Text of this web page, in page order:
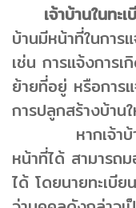
เจ้าบ้านในทะเ
บ้านมีหน้าที่ในการ
เช่น การแจ้งการ
ย้ายที่อยู่ หรือการ
การปลูกสร้างบ้าน
หากเจ้าบ้าน
หน้าที่ได้ สามารถ
ได้ โดยนายทะเบี